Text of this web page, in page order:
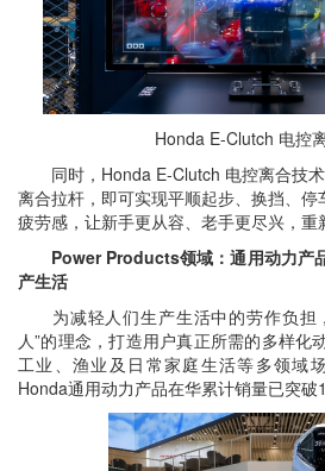
Honda E-Clutch 电控
同时，Honda E-Clutch 电控离合技术
离合拉杆，即可实现平顺起步、换挡、
疲劳感，让新手更从容、老手更尽兴，重
Power Products领域：通用动力产
产生活
为减轻人们生产生活中的劳作负担
人”的理念，打造用户真正所需的多样化
工业、渔业及日常家庭生活等多领域
Honda通用动力产品在华累计销量已突破